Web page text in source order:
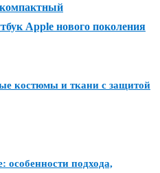
Apple нового поколения
костюмы и ткани с защитой
особенности подхода,